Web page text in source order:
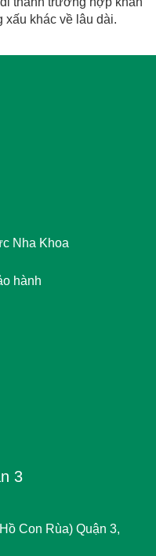
khác về lâu dài.
Nha Khoa
hành
3
Con Rùa) Quận 3,